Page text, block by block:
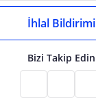
İhlal Bildirimi
Bizi Takip Edin